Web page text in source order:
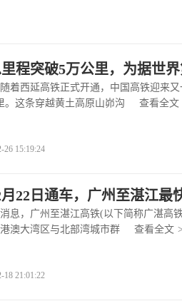
程突破5万公里，为据世
西延高铁正式开通，中国高铁迎来
。这条穿越黄土高原山峁沟
查看全文
15:19:24
22日通车，广州至湛江最
，广州至湛江高铁(以下简称广湛高铁
澳大湾区与北部湾城市群
查看全文
21:01:22